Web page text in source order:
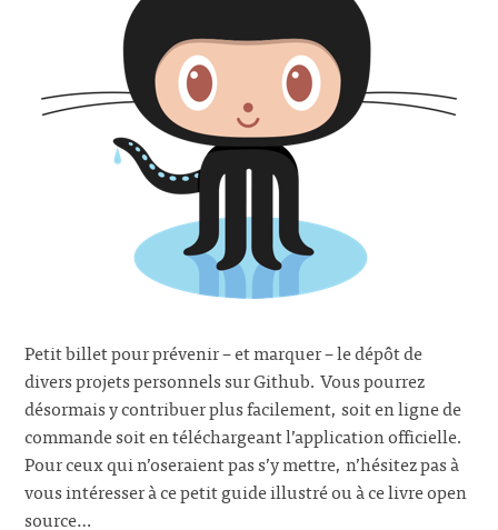
Petit billet pour prévenir – et marquer – le dépôt de
divers projets personnels sur Github. Vous pourrez
désormais y contribuer plus facilement, soit en ligne de
commande soit en téléchargeant l’application officielle.
Pour ceux qui n’oseraient pas s’y mettre, n’hésitez pas à
vous intéresser à ce petit guide illustré ou à ce livre open
source…